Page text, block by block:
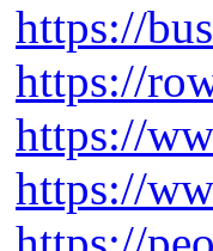
https://
https://
https://
https://